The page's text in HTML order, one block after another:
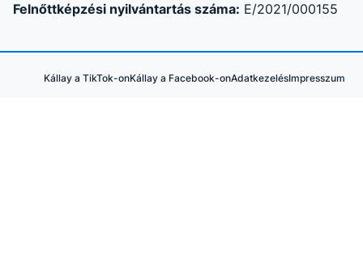
Felnőttképzési nyilvántartás száma: E/2021/000155
Kállay a TikTok-onKállay a Facebook-onAdatkezelésImpresszum